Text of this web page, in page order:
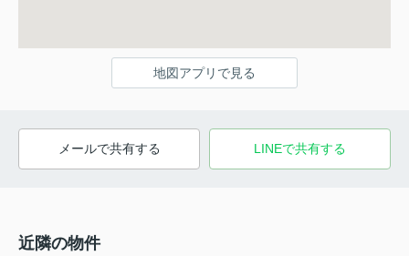
地図アプリで見る
メールで共有する LINEで共有する
近隣の物件